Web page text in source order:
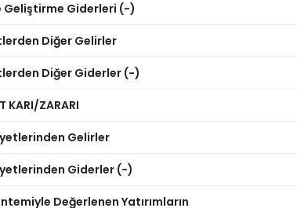
Geliştirme Giderleri (-)
Diğer Gelirler
Diğer Giderler (-)
KARI/ZARARI
Gelirler
Giderler (-)
Değerlenen Yatırımların